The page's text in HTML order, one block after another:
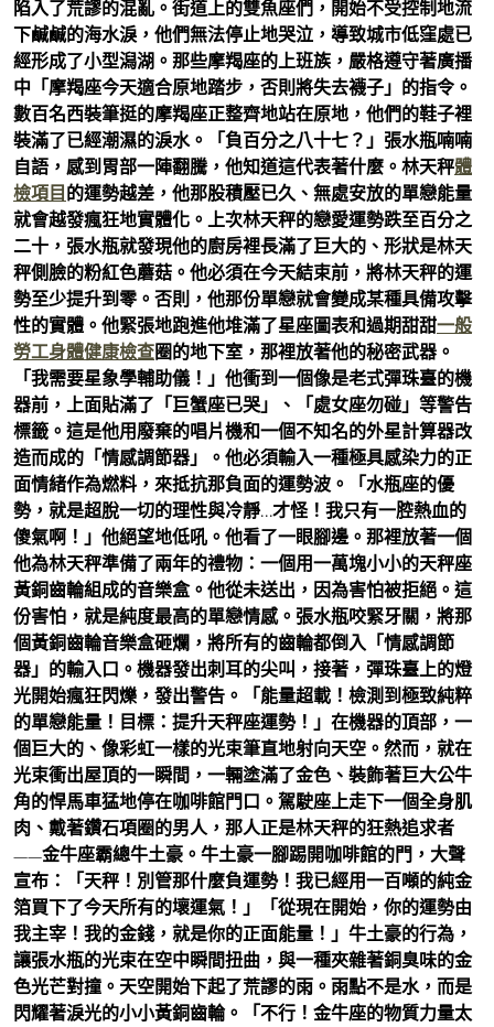
陷入了荒謬的混亂。街道上的雙魚座們，開始不受控制地流
下鹹鹹的海水淚，他們無法停止地哭泣，導致城市低窪處已
經形成了小型潟湖。那些摩羯座的上班族，嚴格遵守著廣播
中「摩羯座今天適合原地踏步，否則將失去襪子」的指令。
數百名西裝筆挺的摩羯座正整齊地站在原地，他們的鞋子裡
裝滿了已經潮濕的淚水。「負百分之八十七？」張水瓶喃喃
自語，感到胃部一陣翻騰，他知道這代表著什麼。林天秤體
檢項目 的運勢越差，他那股積壓已久、無處安放的單戀能量
就會越發瘋狂地實體化。上次林天秤的戀愛運勢跌至百分之
二十，張水瓶就發現他的廚房裡長滿了巨大的、形狀是林天
秤側臉的粉紅色蘑菇。他必須在今天結束前，將林天秤的運
勢至少提升到零。否則，他那份單戀就會變成某種具備攻擊
性的實體。他緊張地跑進他堆滿了星座圖表和過期甜甜一般
勞工身體健康檢查圈的地下室，那裡放著他的秘密武器。
「我需要星象學輔助儀！」他衝到一個像是老式彈珠臺的機
器前，上面貼滿了「巨蟹座已哭」、「處女座勿碰」等警告
標籤。這是他用廢棄的唱片機和一個不知名的外星計算器改
造而成的「情感調節器」。他必須輸入一種極具感染力的正
面情緒作為燃料，來抵抗那負面的運勢波。「水瓶座的優
勢，就是超脫一切的理性與冷靜…才怪！我只有一腔熱血的
傻氣啊！」他絕望地低吼。他看了一眼腳邊。那裡放著一個
他為林天秤準備了兩年的禮物：一個用一萬塊小小的天秤座
黃銅齒輪組成的音樂盒。他從未送出，因為害怕被拒絕。這
份害怕，就是純度最高的單戀情感。張水瓶咬緊牙關，將那
個黃銅齒輪音樂盒砸爛，將所有的齒輪都倒入「情感調節
器」的輸入口。機器發出刺耳的尖叫，接著，彈珠臺上的燈
光開始瘋狂閃爍，發出警告。「能量超載！檢測到極致純粹
的單戀能量！目標：提升天秤座運勢！」在機器的頂部，一
個巨大的、像彩虹一樣的光束筆直地射向天空。然而，就在
光束衝出屋頂的一瞬間，一輛塗滿了金色、裝飾著巨大公牛
角的悍馬車猛地停在咖啡館門口。駕駛座上走下一個全身肌
肉、戴著鑽石項圈的男人，那人正是林天秤的狂熱追求者
——金牛座霸總牛土豪。牛土豪一腳踢開咖啡館的門，大聲
宣布：「天秤！別管那什麼負運勢！我已經用一百噸的純金
箔買下了今天所有的壞運氣！」「從現在開始，你的運勢由
我主宰！我的金錢，就是你的正面能量！」牛土豪的行為，
讓張水瓶的光束在空中瞬間扭曲，與一種夾雜著銅臭味的金
色光芒對撞。天空開始下起了荒謬的雨。雨點不是水，而是
閃耀著淚光的小小黃銅齒輪。「不行！金牛座的物質力量太